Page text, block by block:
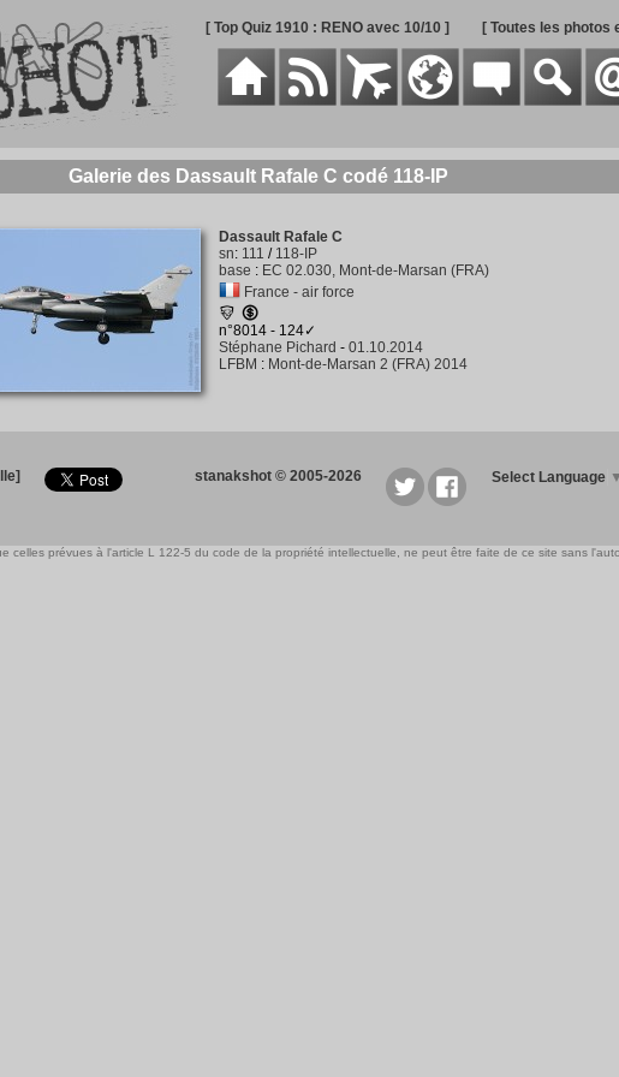
[ Top Quiz 1910 : RENO avec 10/10 ] [ Toutes les photos
Galerie des Dassault Rafale C codé 118-IP
Dassault Rafale C
sn: 111 / 118-IP
base : EC 02.030, Mont-de-Marsan (FRA)
France - air force
n°8014 - 124✓
Stéphane Pichard - 01.10.2014
LFBM : Mont-de-Marsan 2 (FRA) 2014
stanakshot © 2005-2026 Select Language ▼
celles prévues à l'article L 122-5 du code de la propriété intellectuelle, ne peut être faite de ce site sans